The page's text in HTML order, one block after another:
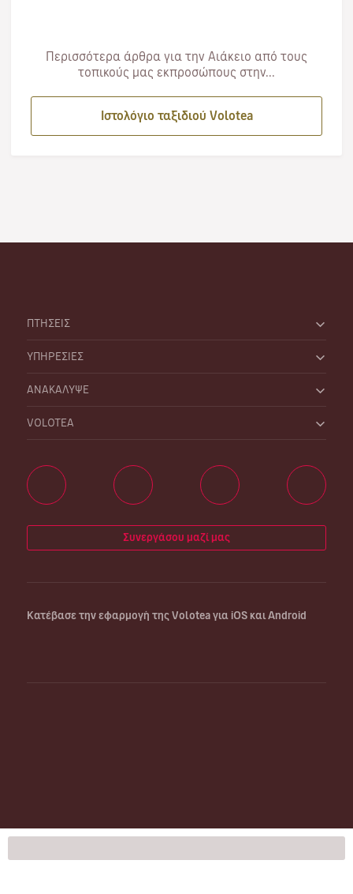
Περισσότερα άρθρα για την Αιάκειο από τους
τοπικούς μας εκπροσώπους στην...
Ιστολόγιο ταξιδιού Volotea
ΠΤΗΣΕΙΣ
ΥΠΗΡΕΣΙΕΣ
ΑΝΑΚΑΛΥΨΕ
VOLOTEA
Συνεργάσου μαζί μας
Κατέβασε την εφαρμογή της Volotea για iOS και Android